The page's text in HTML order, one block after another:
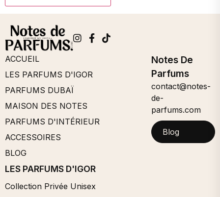
ACCUEIL
LES PARFUMS D'IGOR
PARFUMS DUBAÏ
MAISON DES NOTES
PARFUMS D'INTÉRIEUR
ACCESSOIRES
BLOG
LES PARFUMS D'IGOR
Collection Privée Unisex
Notes De
Parfums
contact@notes-
de-
parfums.com
Blog